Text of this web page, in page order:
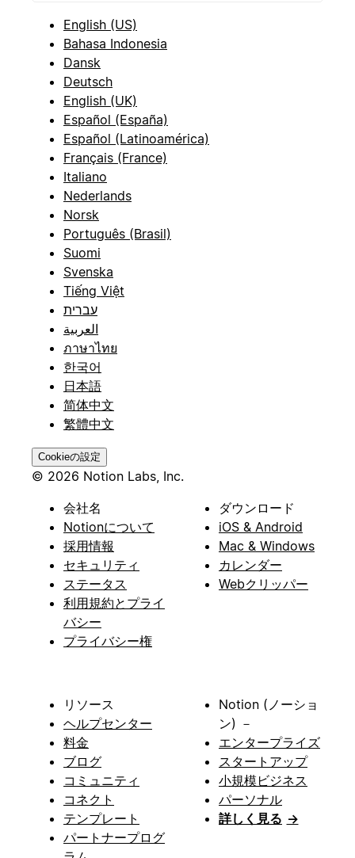
English (US)
Bahasa Indonesia
Dansk
Deutsch
English (UK)
Español (España)
Español (Latinoamérica)
Français (France)
Italiano
Nederlands
Norsk
Português (Brasil)
Suomi
Svenska
Tiếng Việt
עברית
العربية
ภาษาไทย
한국어
日本語
简体中文
繁體中文
Cookieの設定
© 2026 Notion Labs, Inc.
会社名
Notionについて
採用情報
セキュリティ
ステータス
利用規約とプライ
バシー
プライバシー権
ダウンロード
iOS & Android
Mac & Windows
カレンダー
Webクリッパー
リソース
ヘルプセンター
料金
ブログ
コミュニティ
コネクト
テンプレート
パートナープログ
Notion (ノーショ
ン) －
エンタープライズ
スタートアップ
小規模ビジネス
パーソナル
詳しく見る →